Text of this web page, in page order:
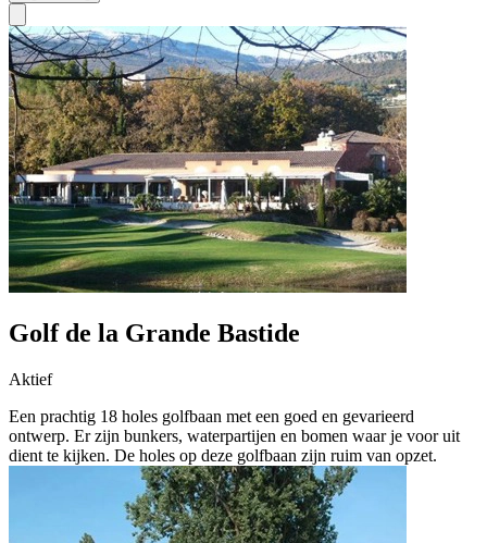
Golf de la Grande Bastide
Aktief
Een prachtig 18 holes golfbaan met een goed en gevarieerd
ontwerp. Er zijn bunkers, waterpartijen en bomen waar je voor uit
dient te kijken. De holes op deze golfbaan zijn ruim van opzet.